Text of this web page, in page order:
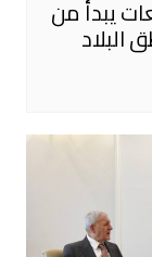
يبدأ من